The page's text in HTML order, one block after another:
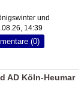
und
14:39
(0)
AD Köln-Heumar